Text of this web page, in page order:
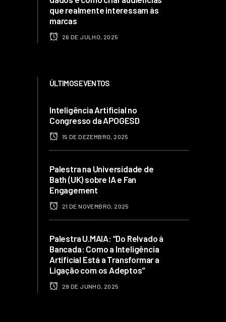
que realmente interessam às
marcas
26 DE JULHO, 2025
ÚLTIMOS EVENTOS
Inteligência Artificial no
Congresso da APOGESD
15 DE DEZEMBRO, 2025
Palestra na Universidade de
Bath (UK) sobre IA e Fan
Engagement
21 DE NOVEMBRO, 2025
Palestra U.MAIA: “Do Relvado à
Bancada: Como a Inteligência
Artificial Está a Transformar a
Ligação com os Adeptos”
29 DE JUNHO, 2025